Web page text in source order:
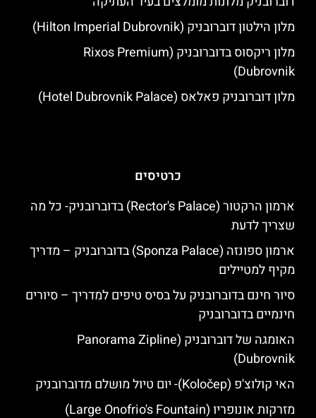
מלון הילטון דוברובניק (Hilton Imperial Dubrovnik)
מלון ריקסוס בדוברובניק (Rixos Premium
Dubrovnik)
מלון דוברובניק פאלאס (Hotel Dubrovnik Palace)
כרטיסים
ארמון הרקטור (Rector's Palace) בדוברובניק- כל מה
שצריך לדעת
ארמון ספונזה (Sponza Palace) בדוברובניק – מדריך
מקיף למטיילים
סיור חינם בדוברובניק על בסיס טיפים למדריך – סיורים
חינמיים בדוברובניק
האומגה של דוברובניק (Panorama Zipline
Dubrovnik)
האי קולוצ'פ (Koločep)- יום טיול מושלם מדוברובניק
מזרקות אונופריו (Large Onofrio's Fountain)